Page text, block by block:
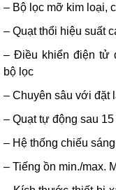
– Bộ lọc mỡ kim loại,
– Quạt thổi hiệu suất
– Điều khiển điện tử
bộ lọc
– Chuyên sâu với đặt
– Quạt tự động sau 15
– Hệ thống chiếu
– Tiếng ồn min./max.